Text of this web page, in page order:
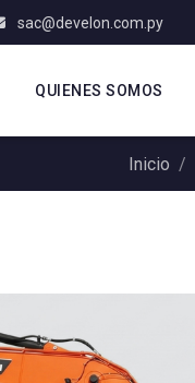
sac@develon.com.py
QUIENES SOMOS
Inicio